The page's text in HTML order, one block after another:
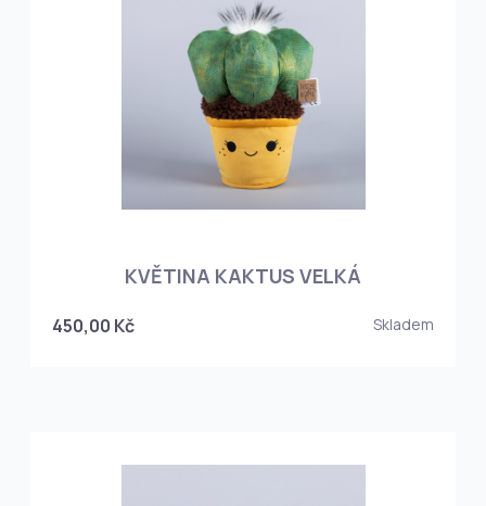
KVĚTINA KAKTUS VELKÁ
450,00 Kč Skladem